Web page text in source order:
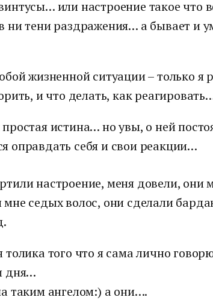
или настроение такое что
ни тени раздражения… а бывает и
жизненной ситуации – только
и что делать, как
истина… но увы, о ней
оправдать себя и свои реакции…
настроение, меня довели, они
мне седых волос, они сделали
толика того что я сама лично
дня…
таким ангелом:) а они….